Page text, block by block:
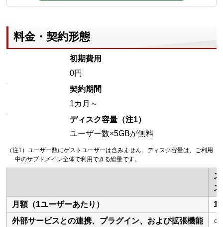
料金・契約形態
初期費用
0円
契約期間
1カ月～
ディスク容量（注1）
ユーザー数×5GBが無料
（注1）ユーザー数にゲストユーザーは含みません。ディスク容量は、ご利用
中のサブドメイン全体で利用できる総量です。
月額（1ユーザーあたり）
外部サービスとの連携、プラグイン、および拡張機能
○